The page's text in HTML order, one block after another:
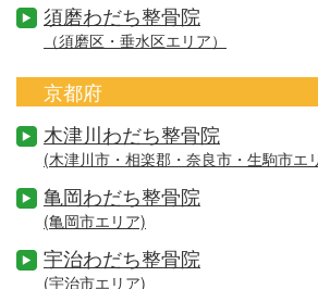
須磨わだち整骨院
（須磨区・垂水区エリア）
京都府
木津川わだち整骨院
(木津川市・相楽郡・奈良市・生駒市エ
亀岡わだち整骨院
(亀岡市エリア)
宇治わだち整骨院
(宇治市エリア)